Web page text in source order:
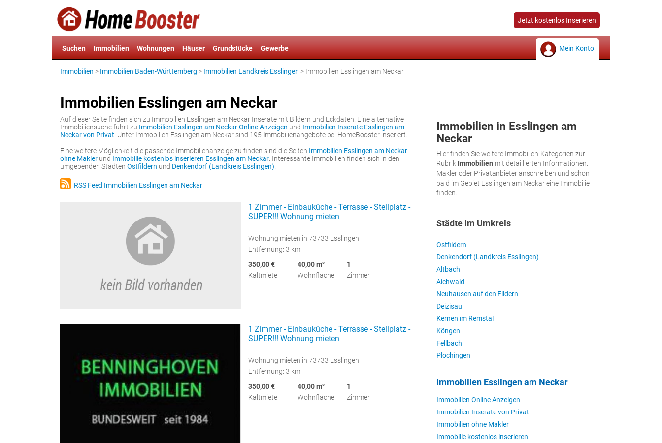
Jetzt kostenlos Inserieren
Suchen Immobilien Wohnungen Häuser Grundstücke Gewerbe Mein Konto
Immobilien > Immobilien Baden-Württemberg > Immobilien Landkreis Esslingen > Immobilien Esslingen am Neckar
Immobilien Esslingen am Neckar
Auf dieser Seite finden sich zu Immobilien Esslingen am Neckar Inserate mit Bildern und Eckdaten. Eine alternative
Immobiliensuche führt zu Immobilien Esslingen am Neckar Online Anzeigen und Immobilien Inserate Esslingen am
Neckar von Privat . Unter Immobilien Esslingen am Neckar sind 195 Immobilienangebote bei HomeBooster inseriert.
Eine weitere Möglichkeit die passende Immobilienanzeige zu finden sind die Seiten Immobilien Esslingen am Neckar
ohne Makler und Immobilie kostenlos inserieren Esslingen am Neckar . Interessante Immobilien finden sich in den
umgebenden Städten Ostfildern und Denkendorf (Landkreis Esslingen)
RSS Feed Immobilien Esslingen am Neckar
1 Zimmer - Einbauküche - Terrasse - Stellplatz -
SUPER!!! Wohnung mieten
Wohnung mieten in 73733 Esslingen
Entfernung: 3 km
350,00 €
Kaltmiete
40,00 m²
Wohnfläche
1
Zimmer
1 Zimmer - Einbauküche - Terrasse - Stellplatz -
SUPER!!! Wohnung mieten
Wohnung mieten in 73733 Esslingen
Entfernung: 3 km
350,00 €
Kaltmiete
40,00 m²
Wohnfläche
1
Zimmer
Immobilien in Esslingen am
Neckar
Hier finden Sie weitere Immobilien-Kategorien zur
Rubrik Immobilien mit detaillierten Informationen.
Makler oder Privatanbieter anschreiben und schon
bald im Gebiet Esslingen am Neckar eine Immobilie
finden.
Städte im Umkreis
Ostfildern
Denkendorf (Landkreis Esslingen)
Altbach
Aichwald
Neuhausen auf den Fildern
Deizisau
Kernen im Remstal
Köngen
Fellbach
Plochingen
Immobilien Esslingen am Neckar
Immobilien Online Anzeigen
Immobilien Inserate von Privat
Immobilien ohne Makler
Immobilie kostenlos inserieren